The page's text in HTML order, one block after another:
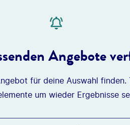
Angebote
für deine Auswahl finden.
um wieder Ergebnisse